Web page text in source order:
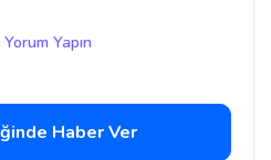
Yorum Yapın
Haber Ver